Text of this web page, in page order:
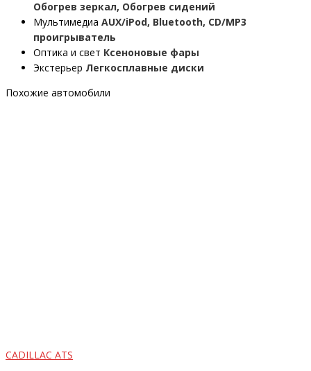
Обогрев зеркал, Обогрев сидений
Мультимедиа AUX/iPod, Bluetooth, CD/MP3
проигрыватель
Оптика и свет Ксеноновые фары
Экстерьер Легкосплавные диски
Похожие автомобили
CADILLAC ATS